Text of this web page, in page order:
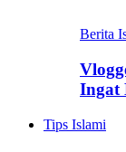
Berita
Ingat
Tips Islami